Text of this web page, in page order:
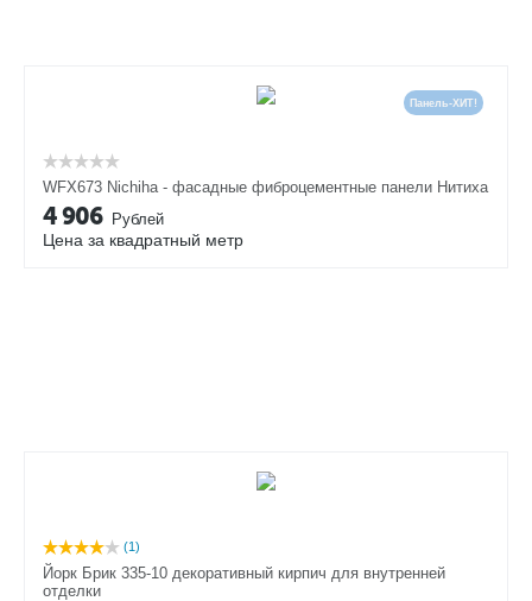
Панель-ХИТ!
WFX673 Nichiha - фасадные фиброцементные панели Нитиха
4 906 Рублей
Цена за квадратный метр
(1)
Йорк Брик 335-10 декоративный кирпич для внутренней
отделки